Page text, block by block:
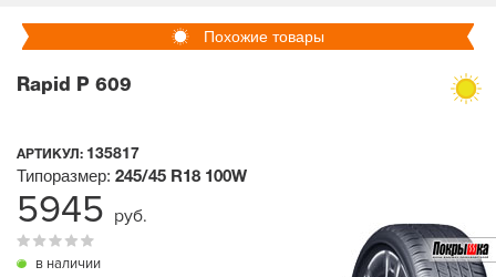
Похожие товары
Rapid P 609
АРТИКУЛ: 135817
в наличии
Типоразмер: 245/45 R18 100W
5945 руб.